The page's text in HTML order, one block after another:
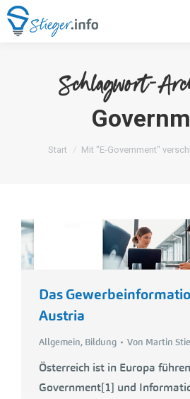
Schlagwort-
Sie befinden sich hier:
Start Mit "E-Government"
Das
Austria
Allgemein, Bildung Von Martin
Österreich ist in Europa
Government[1] und